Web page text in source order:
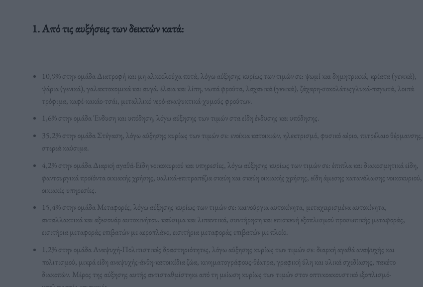
1. Από τις αυξήσεις των δεικτών κατά:
10,9% στην ομάδα Διατροφή και μη αλκοολούχα ποτά, λόγω αύξησης κυρίως των τιμών σε: ψωμί και δημητριακά, κρέατα (γενικά),
ψάρια (γενικά), γαλακτοκομικά και αυγά, έλαια και λίπη, νωπά φρούτα, λαχανικά (γενικά), ζάχαρη-σοκολάτεςγλυκά-παγωτά, λοιπά
τρόφιμα, καφέ-κακάο-τσάι, μεταλλικό νερό-αναψυκτικά-χυμούς φρούτων.
1,6% στην ομάδα Ένδυση και υπόδηση, λόγω αύξησης των τιμών στα είδη ένδυσης και υπόδησης.
35,2% στην ομάδα Στέγαση, λόγω αύξησης κυρίως των τιμών σε: ενοίκια κατοικιών, ηλεκτρισμό, φυσικό αέριο, πετρέλαιο θέρμανσης,
στερεά καύσιμα.
4,2% στην ομάδα Διαρκή αγαθά-Είδη νοικοκυριού και υπηρεσίες, λόγω αύξησης κυρίως των τιμών σε: έπιπλα και διακοσμητικά είδη,
φαντουργικά προϊόντα οικιακής χρήσης, υαλικά-επιτραπέζια σκεύη και σκεύη οικιακής χρήσης, είδη άμεσης κατανάλωσης νοικοκυριού,
οικιακές υπηρεσίες.
15,4% στην ομάδα Μεταφορές, λόγω αύξησης κυρίως των τιμών σε: καινούργια αυτοκίνητα, μεταχειρισμένα αυτοκίνητα,
ανταλλακτικά και αξεσουάρ αυτοκινήτου, καύσιμα και λιπαντικά, συντήρηση και επισκευή εξοπλισμού προσωπικής μεταφοράς,
εισιτήρια μεταφοράς επιβατών με αεροπλάνο, εισιτήρια μεταφοράς επιβατών με πλοίο.
1,2% στην ομάδα Αναψυχή-Πολιτιστικές δραστηριότητες, λόγω αύξησης κυρίως των τιμών σε: διαρκή αγαθά αναψυχής και
πολιτισμού, μικρά είδη αναψυχής-άνθη-κατοικίδια ζώα, κινηματογράφους-θέατρα, γραφική ύλη και υλικά σχεδίασης, πακέτο
διακοπών. Μέρος της αύξησης αυτής αντισταθμίστηκε από τη μείωση κυρίως των τιμών στον οπτικοακουστικό εξοπλισμό-